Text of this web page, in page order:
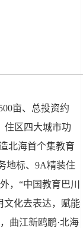
亩、总投资约
住区四大城市功
北海首个集教育
地标、9A精装住
，“中国教育巴川
文化去表达，赋能
曲江新鸥鹏·北海